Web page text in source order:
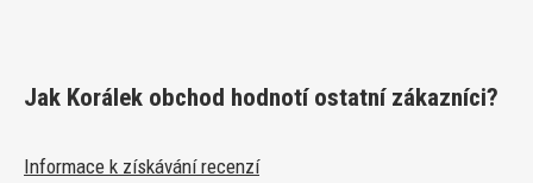
Jak Korálek obchod hodnotí ostatní zákazníci?
Informace k získávání recenzí